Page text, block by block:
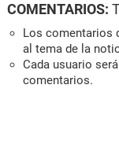
COMENTARIOS:
Los comentarios
al tema de la
Cada usuario
comentarios.